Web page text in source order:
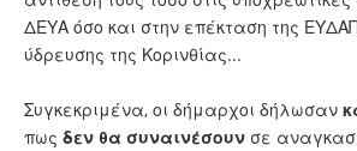
ΔΕΥΑ όσο και στην επέκταση της
ύδρευσης της Κορινθίας...
Συγκεκριμένα, οι δήμαρχοι δήλωσαν
πως δεν θα συναινέσουν σε